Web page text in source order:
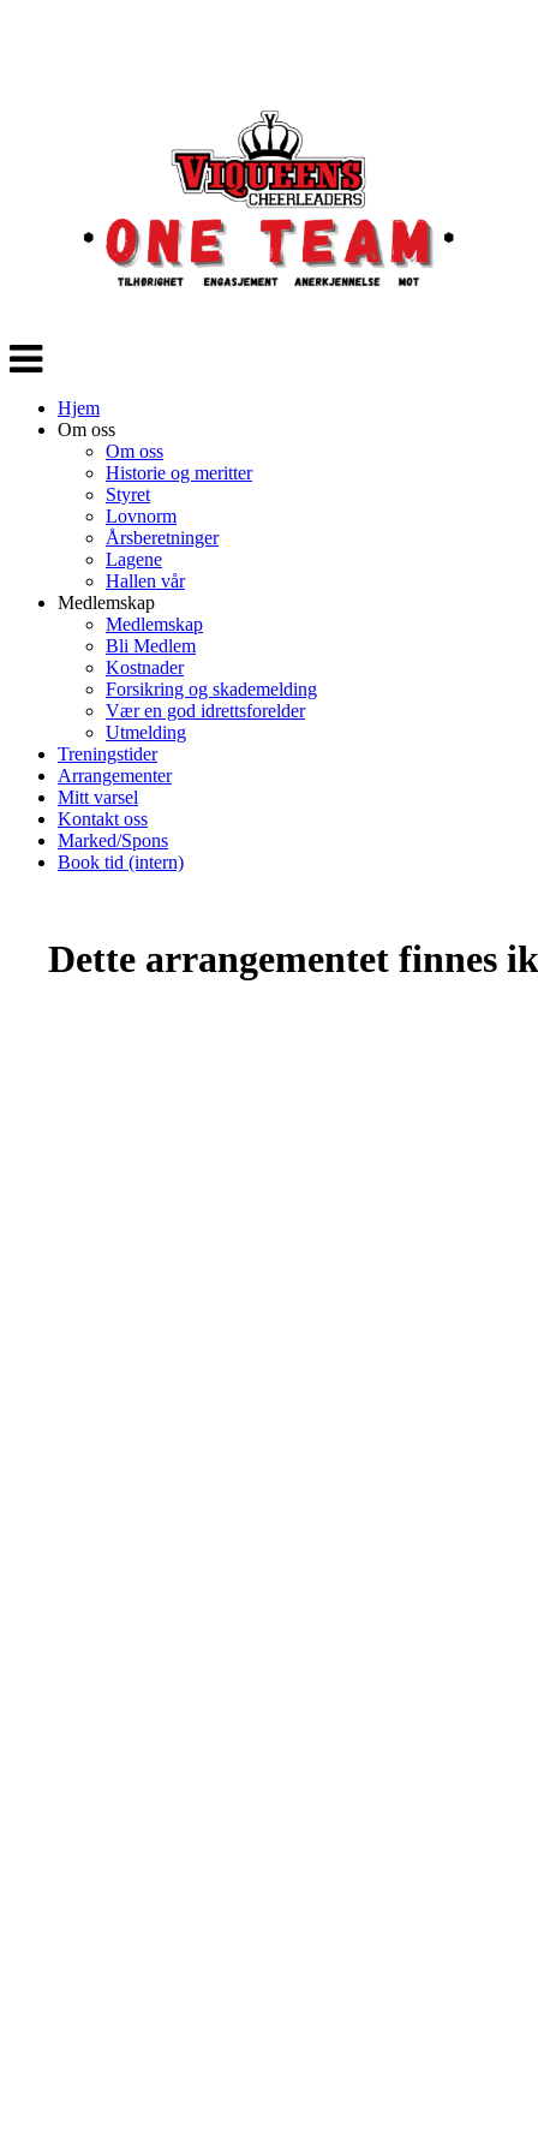
Veksle
navigasjon
Hjem
Om oss
Om oss
Historie og meritter
Styret
Lovnorm
Årsberetninger
Lagene
Hallen vår
Medlemskap
Medlemskap
Bli Medlem
Kostnader
Forsikring og skademelding
Vær en god idrettsforelder
Utmelding
Treningstider
Arrangementer
Mitt varsel
Kontakt oss
Marked/Spons
Book tid (intern)
Dette arrangementet finnes